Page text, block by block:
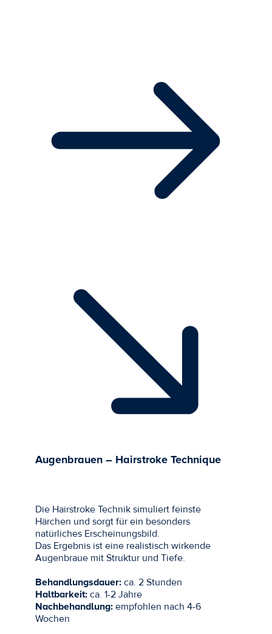
Augenbrauen – Hairstroke Technique
Die Hairstroke Technik simuliert feinste
Härchen und sorgt für ein besonders
natürliches Erscheinungsbild.
Das Ergebnis ist eine realistisch wirkende
Augenbraue mit Struktur und Tiefe.
Behandlungsdauer: ca. 2 Stunden
Haltbarkeit: ca. 1-2 Jahre
Nachbehandlung: empfohlen nach 4-6
Wochen